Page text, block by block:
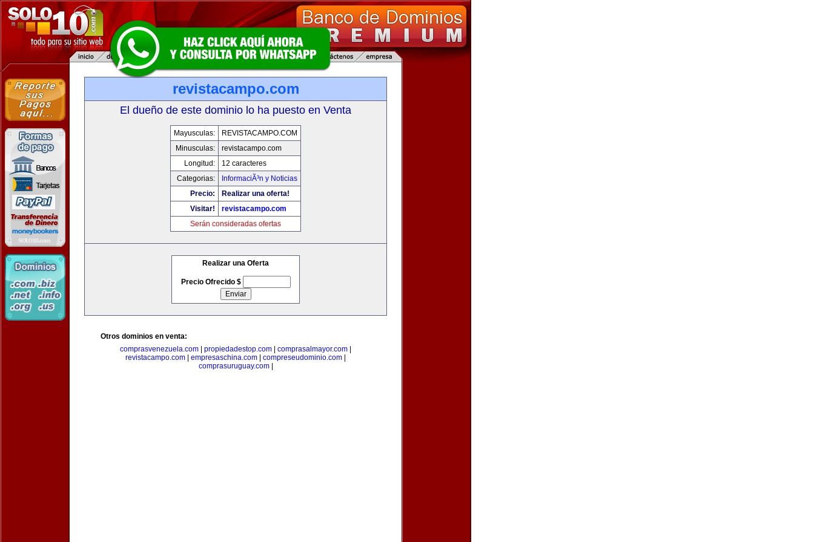
revistacampo.com
El dueño de este dominio lo ha puesto en Venta
Mayusculas:
REVISTACAMPO.COM
Minusculas:
revistacampo.com
Longitud:
12 caracteres
Categorias:
InformaciÃ³n y Noticias
Precio:
Realizar una oferta!
Visitar!
revistacampo.com
Serán consideradas ofertas
Realizar una Oferta
Precio Ofrecido $
Otros dominios en venta:
comprasvenezuela.com
propiedadestop.com comprasalmayor.com
revistacampo.com
empresaschina.com compreseudominio.com
comprasuruguay.com|